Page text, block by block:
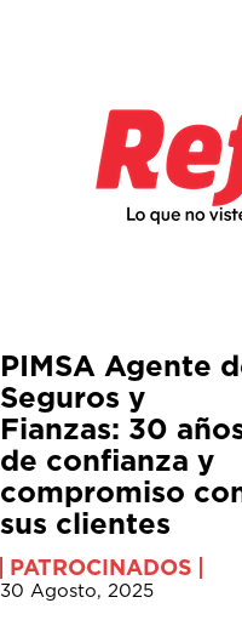
PIMSA Agente
Seguros y
Fianzas: 30
de confianza y
compromiso
sus clientes
PATROCINADOS
30 Agosto, 2025